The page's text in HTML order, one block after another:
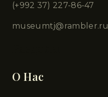
(+992 37) 227-86-47
museumtj@rambler.ru
О Нас